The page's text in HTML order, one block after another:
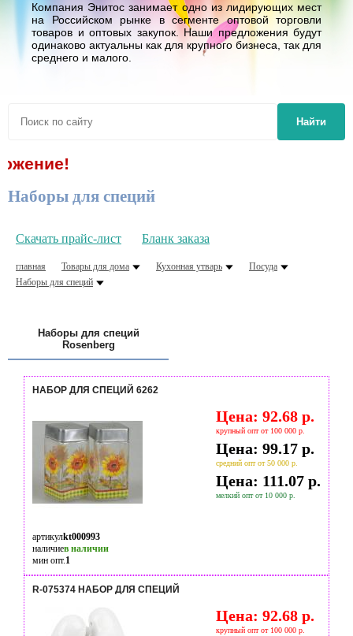
Компания Энитос занимает одно из лидирующих мест
на Российском рынке в сегменте оптовой торговли
товаров и оптовых закупок. Наши предложения будут
одинаково актуальны как для крупного бизнеса, так для
среднего и малого.
Найти
Наборы для специй
Скачать прайс-лист Бланк заказа
главная Товары для дома Кухонная утварь
Посуда
Наборы для специй
Наборы для специй
Rosenberg
НАБОР ДЛЯ СПЕЦИЙ 6262
Цена: 92.68 р.
крупный опт от 100 000 р.
Цена: 99.17 р.
средний опт от 50 000 р.
Цена: 111.07 р.
мелкий опт от 10 000 р.
артикулkt000993
наличиев наличии
мин опт.1
R-075374 НАБОР ДЛЯ СПЕЦИЙ
Цена: 92.68 р.
крупный опт от 100 000 р.